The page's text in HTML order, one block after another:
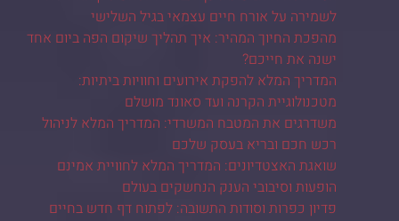
לשמירה על אורח חיים עצמאי בגיל השלישי
מהפכת החיוך המהיר: איך תהליך שיקום הפה ביום אחד
ישנה את חייכם?
המדריך המלא להפקת אירועים וחוויות ביתיות:
מטכנולוגיית הקרנה ועד סאונד מושלם
משדרגים את המטבח המשרדי: המדריך המלא לניהול
רכש חכם ובריא בעסק שלכם
שואגת האצטדיונים: המדריך המלא לחוויית אמינם
הופעות וסיבובי הענק הנחשקים בעולם
פדיון כפרות וסודות התשובה: לפתוח דף חדש בחיים